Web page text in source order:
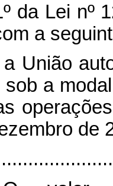
da Lei nº
a
União
sob a
de